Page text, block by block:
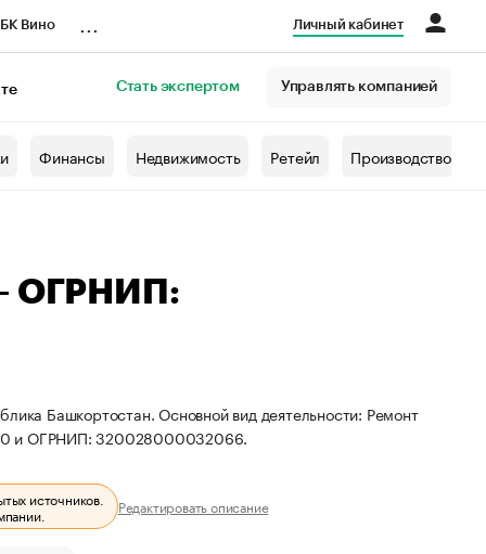
Вино Личный кабинет
Стать экспертом Управлять компанией
Финансы Недвижимость Ретейл Производство
ОГРНИП:
Башкортостан. Основной вид деятельности: Ремонт
и ОГРНИП: 320028000032066.
источников.
Редактировать описание